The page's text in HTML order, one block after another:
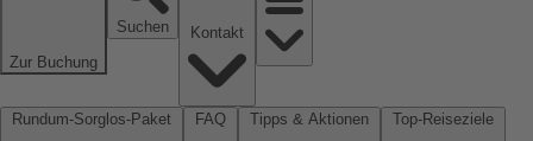
Zur Buchung
Suchen